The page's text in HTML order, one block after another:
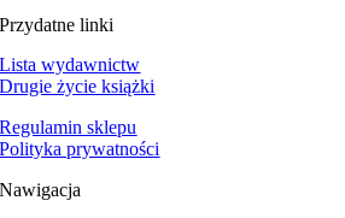
Przydatne linki
Lista wydawnictw
Drugie życie książki
Regulamin sklepu
Polityka prywatności
Nawigacja